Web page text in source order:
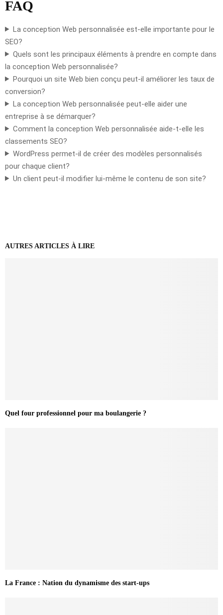
FAQ
La conception Web personnalisée est-elle importante pour le
SEO?
Quels sont les principaux éléments à prendre en compte dans
la conception Web personnalisée?
Pourquoi un site Web bien conçu peut-il améliorer les taux de
conversion?
La conception Web personnalisée peut-elle aider une
entreprise à se démarquer?
Comment la conception Web personnalisée aide-t-elle les
classements SEO?
WordPress permet-il de créer des modèles personnalisés
pour chaque client?
Un client peut-il modifier lui-même le contenu de son site?
AUTRES ARTICLES À LIRE
Quel four professionnel pour ma boulangerie ?
La France : Nation du dynamisme des start-ups